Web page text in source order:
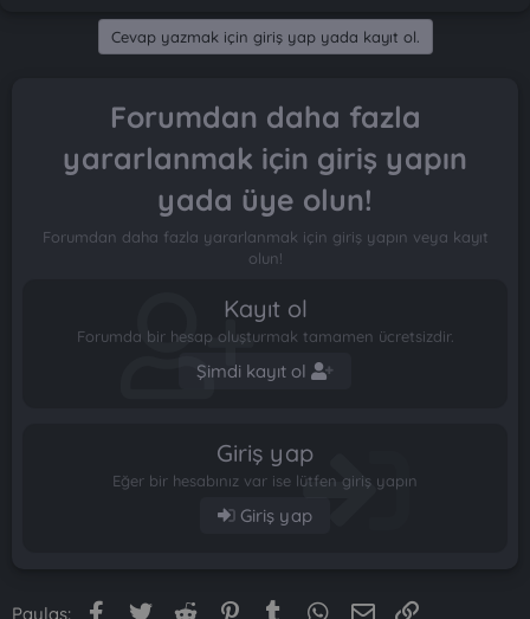
Cevap yazmak için giriş yap yada kayıt ol.
Forumdan daha fazla
yararlanmak için giriş yapın
yada üye olun!
Forumdan daha fazla yararlanmak için giriş yapın veya kayıt
olun!
Kayıt ol
Forumda bir hesap oluşturmak tamamen ücretsizdir.
Şimdi kayıt ol
Giriş yap
Eğer bir hesabınız var ise lütfen giriş yapın
Giriş yap
Paylaş: Facebook
Twitter Reddit PinterestTumblr WhatsApp
E-posta